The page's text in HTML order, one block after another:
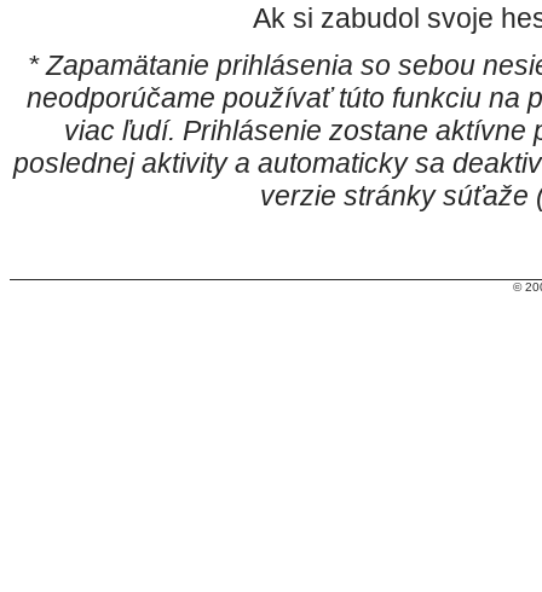
Ak si zabudol svoje
* Zapamätanie prihlásenia so sebou
neodporúčame používať túto funkciu na
viac ľudí. Prihlásenie zostane aktívne
poslednej aktivity a automaticky sa
verzie stránky súťaže
©